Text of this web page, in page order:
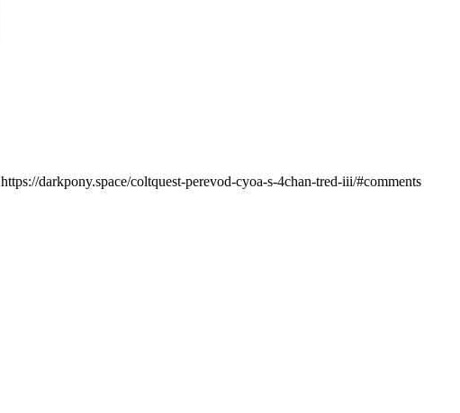
https://darkpony.space/coltquest-perevod-cyoa-s-4chan-tred-iii/#comments